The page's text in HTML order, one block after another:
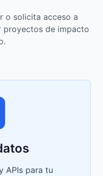
o solicita acceso a
proyectos de impacto
APIs para tu